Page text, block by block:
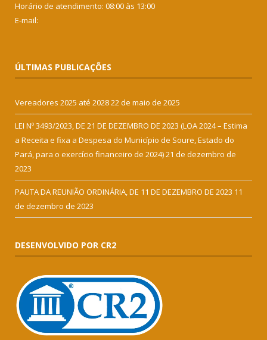
Horário de atendimento: 08:00 às 13:00
E-mail:
ÚLTIMAS PUBLICAÇÕES
Vereadores 2025 até 202822 de maio de 2025
LEI Nº 3493/2023, DE 21 DE DEZEMBRO DE 2023 (LOA 2024 – Estima
a Receita e fixa a Despesa do Município de Soure, Estado do
Pará, para o exercício financeiro de 2024)21 de dezembro de
2023
PAUTA DA REUNIÃO ORDINÁRIA, DE 11 DE DEZEMBRO DE 2023 11
de dezembro de 2023
DESENVOLVIDO POR CR2